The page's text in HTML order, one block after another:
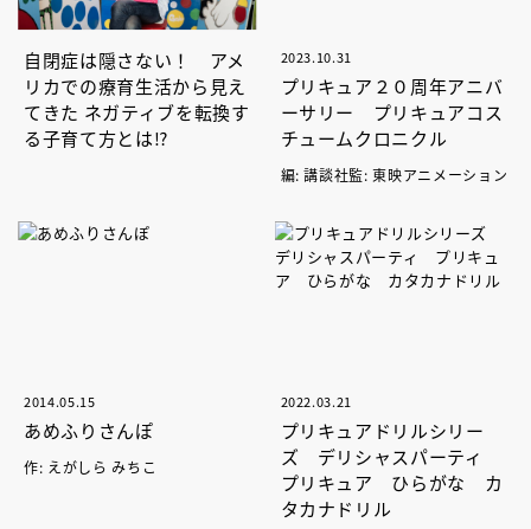
自閉症は隠さない！ アメ
リカでの療育生活から見え
てきた ネガティブを転換す
る子育て方とは⁉
2023.10.31
プリキュア２０周年アニバ
ーサリー プリキュアコス
チュームクロニクル
編: 講談社監: 東映アニメーション
2014.05.15
あめふりさんぽ
作: えがしら みちこ
2022.03.21
プリキュアドリルシリー
ズ デリシャスパーティ
プリキュア ひらがな カ
タカナドリル